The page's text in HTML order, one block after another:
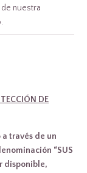
de nuestra
DE
través de un
“SUS
disponible,